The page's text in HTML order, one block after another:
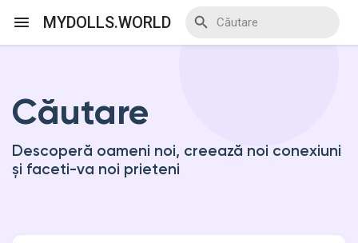
MYDOLLS.WORLD
Discover Events
My Events
Căutare
Descoperă oameni noi, creează noi conexiuni
și faceti-va noi prieteni